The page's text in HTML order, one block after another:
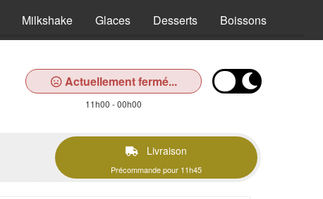
Milkshake Glaces Desserts Boissons
Actuellement fermé...
11h00 - 00h00
Livraison
Précommande pour 11h45